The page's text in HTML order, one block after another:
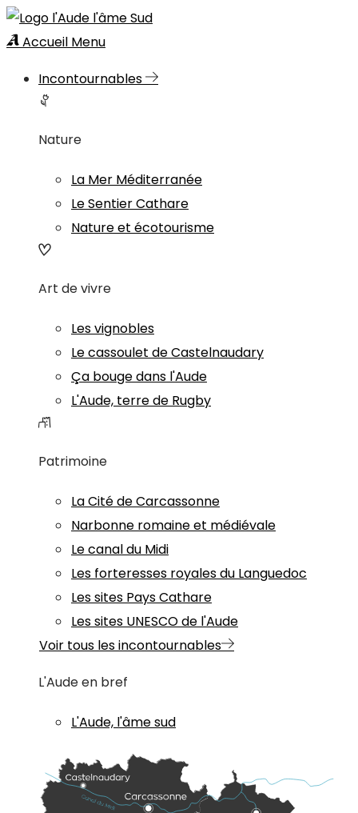
Accueil Menu
Incontournables
Nature
La Mer Méditerranée
Le Sentier Cathare
Nature et écotourisme
Art de vivre
Les vignobles
Le cassoulet de Castelnaudary
Ça bouge dans l'Aude
L'Aude, terre de Rugby
Patrimoine
La Cité de Carcassonne
Narbonne romaine et médiévale
Le canal du Midi
Les forteresses royales du Languedoc
Les sites Pays Cathare
Les sites UNESCO de l'Aude
Voir tous les incontournables
L'Aude en bref
L'Aude, l'âme sud